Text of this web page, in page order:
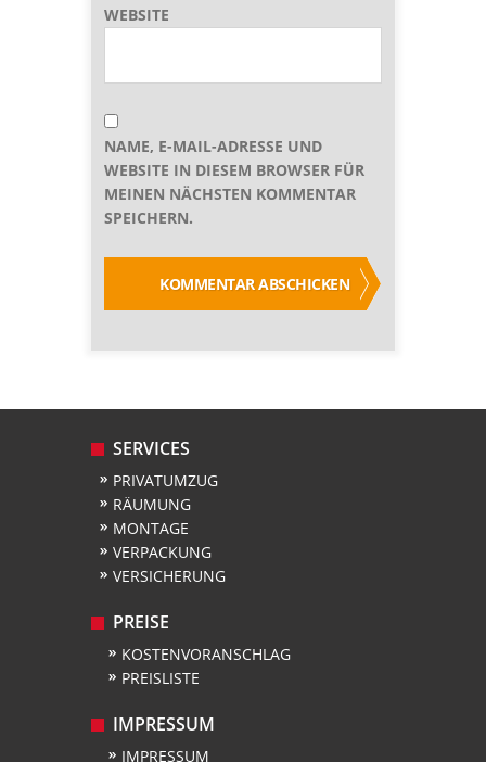
WEBSITE
NAME, E-MAIL-ADRESSE UND
WEBSITE IN DIESEM BROWSER FÜR
MEINEN NÄCHSTEN KOMMENTAR
SPEICHERN.
SERVICES
PRIVATUMZUG
RÄUMUNG
MONTAGE
VERPACKUNG
VERSICHERUNG
PREISE
KOSTENVORANSCHLAG
PREISLISTE
IMPRESSUM
IMPRESSUM